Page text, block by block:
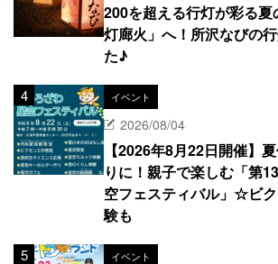
200を超える行灯が彩る
灯廊火」へ！所沢なびの
た♪
イベント
2026/08/04
【2026年8月22日開催】
りに！親子で楽しむ「第
空フェスティバル」☆ビ
験も
イベント